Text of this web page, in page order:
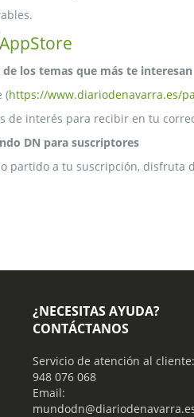
los temas que más te interesan
(https://www.diariodenavarra.es/
de interés para recibir en tu
DN para suscriptores
partido a tu suscripción, disfruta
¿NECESITAS AYUDA?
CONTÁCTANOS
Servicio de atención al cliente:
948 076 068
Email: